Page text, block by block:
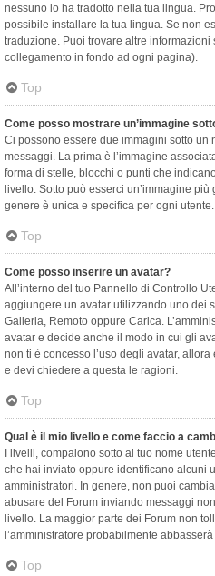
nessuno lo ha tradotto nella tua lingua.
possibile installare la tua lingua. Se non
traduzione. Puoi trovare altre informazioni
collegamento in fondo ad ogni pagina).
Top
Come posso mostrare un’immagine
Ci possono essere due immagini sotto un
messaggi. La prima è l’immagine
forma di stelle, blocchi o punti che
livello. Sotto può esserci un’immagine
genere è unica e specifica per ogni utente.
Top
Come posso inserire un avatar?
All’interno del tuo Pannello di Controllo
aggiungere un avatar utilizzando uno dei
Galleria, Remoto oppure Carica.
avatar e decide anche il modo in cui gli
non ti è concesso l’uso degli avatar,
e devi chiedere a questa le ragioni.
Top
Qual è il mio livello e come faccio a
I livelli, compaiono sotto al tuo nome
che hai inviato oppure identificano alcuni
amministratori. In genere, non puoi
abusare del Forum inviando messaggi
livello. La maggior parte dei Forum non
l’amministratore probabilmente
Top